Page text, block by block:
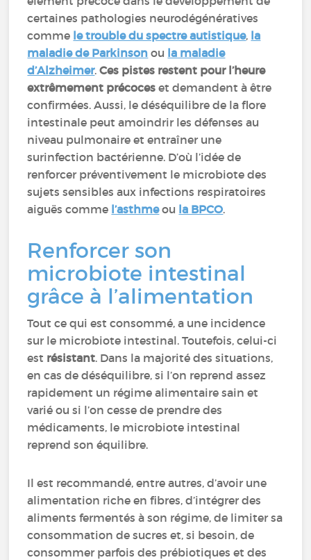
certaines pathologies neurodégénératives
comme le trouble du spectre autistique, la
maladie de Parkinson ou la maladie
d’Alzheimer.Ces pistes restent pour l’heure
extrêmement précoces et demandent à être
confirmées. Aussi, le déséquilibre de la flore
intestinale peut amoindrir les défenses au
niveau pulmonaire et entraîner une
surinfection bactérienne. D’où l’idée de
renforcer préventivement le microbiote des
sujets sensibles aux infections respiratoires
aiguës comme l’asthmeou la BPCO.
Renforcer son
microbiote intestinal
grâce à l’alimentation
Tout ce qui est consommé, a une incidence
sur le microbiote intestinal. Toutefois, celui-ci
est résistant. Dans la majorité des situations,
en cas de déséquilibre, si l’on reprend assez
rapidement un régime alimentaire sain et
varié ou si l’on cesse de prendre des
médicaments, le microbiote intestinal
reprend son équilibre.
Il est recommandé, entre autres, d’avoir une
alimentation riche en fibres, d’intégrer des
aliments fermentés à son régime, de limiter sa
consommation de sucres et, si besoin, de
consommer parfois des prébiotiques et des